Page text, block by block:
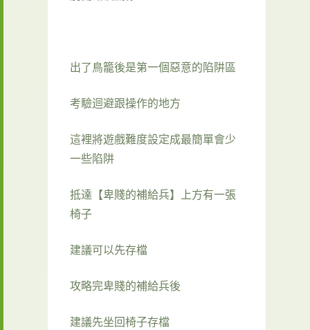
出了鳥籠後是第一個惡意的陷阱區
考驗迴避跟操作的地方
這裡將遊戲難度設定成最簡單會少
一些陷阱
抵達【卑賤的補給兵】上方有一張
椅子
建議可以先存檔
攻略完卑賤的補給兵後
建議先坐回椅子存檔